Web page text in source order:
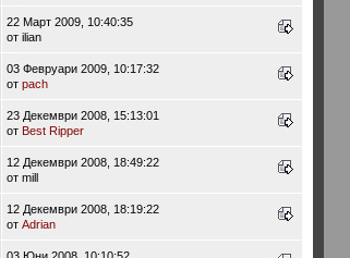
22 Март 2009, 10:40:35
от ilian
03 Февруари 2009, 10:17:32
от pach
23 Декември 2008, 15:13:01
от Best Ripper
12 Декември 2008, 18:49:22
от mill
12 Декември 2008, 18:19:22
от Adrian